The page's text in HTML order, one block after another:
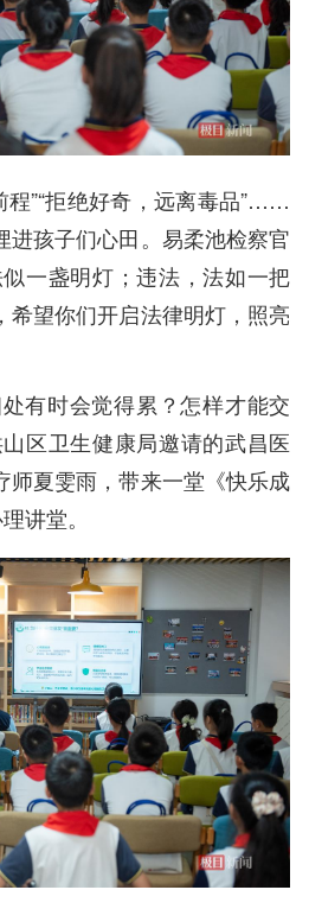
程”“拒绝好奇，远离毒品”……
进孩子们心田。易柔池检察官
一盏明灯；违法，法如一把
希望你们开启法律明灯，照亮
有时会觉得累？怎样才能交
区卫生健康局邀请的武昌医
师夏雯雨，带来一堂《快乐成
讲堂。